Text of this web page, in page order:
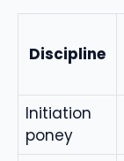
Discipline
Initiation
poney